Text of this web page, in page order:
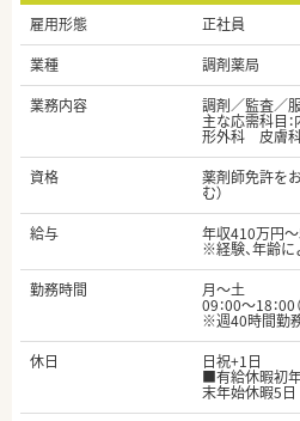
雇用形態
正社員
業種
調剤薬局
業務内容
調剤／監査／
主な応需科
形外科 皮膚
資格
薬剤師免許を
む）
給与
年収410万円
※経験、年齢
勤務時間
月～土
09：00～18：00
※週40時間勤
休日
日祝+1日
■有給休暇
末年始休暇5日